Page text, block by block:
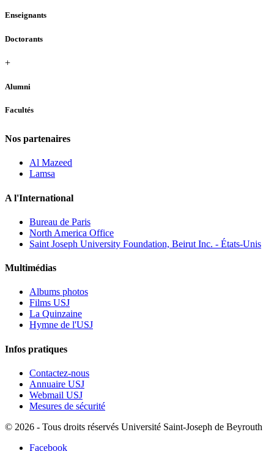
Enseignants
Doctorants
+
Alumni
Facultés
Nos partenaires
Al Mazeed
Lamsa
A l'International
Bureau de Paris
North America Office
Saint Joseph University Foundation, Beirut Inc. - États-Unis
Multimédias
Albums photos
Films USJ
La Quinzaine
Hymne de l'USJ
Infos pratiques
Contactez-nous
Annuaire USJ
Webmail USJ
Mesures de sécurité
© 2026 - Tous droits réservés Université Saint-Joseph de Beyrouth
Facebook